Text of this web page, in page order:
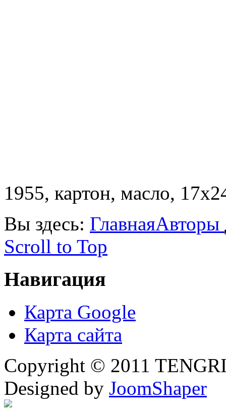
1955, картон, масло,
Вы здесь: ГлавнаяАвторы
Scroll to Top
Навигация
Карта Google
Карта сайта
Copyright © 2011
Designed by JoomShaper